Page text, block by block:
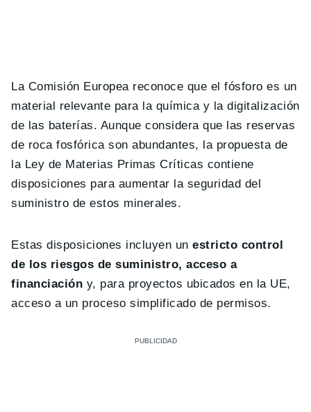
La Comisión Europea reconoce que el fósforo es un
material relevante para la química y la digitalización
de las baterías. Aunque considera que las reservas
de roca fosfórica son abundantes, la propuesta de
la Ley de Materias Primas Críticas contiene
disposiciones para aumentar la seguridad del
suministro de estos minerales.
Estas disposiciones incluyen unestricto control
de los riesgos de suministro, acceso a
financiación y, para proyectos ubicados en la UE,
acceso a un proceso simplificado de permisos.